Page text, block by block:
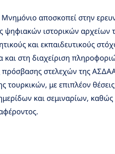
Μνημόνιο αποσκοπεί στην
ψηφιακών ιστορικών
και εκπαιδευτικούς
και στη διαχείριση
στελεχών της
τουρκικών, με επιπλέον
και σεμιναρίων,